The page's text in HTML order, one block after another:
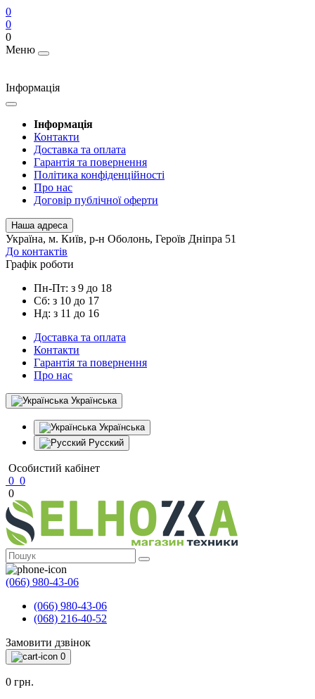
0
0
0
Меню
Інформація
Інформація
Контакти
Доставка та оплата
Гарантія та повернення
Політика конфіденційності
Про нас
Договір публічної оферти
Наша адреса
Українa, м. Київ, р-н Оболонь, Героїв Дніпра 51
До контактів
Графік роботи
Пн-Пт: з 9 до 18
Сб: з 10 до 17
Нд: з 11 до 16
Доставка та оплата
Контакти
Гарантія та повернення
Про нас
Українська
Українська
Русский
Особистий кабінет
0 0
0
(066) 980-43-06
(066) 980-43-06
(068) 216-40-52
Замовити дзвінок
0
0 грн.